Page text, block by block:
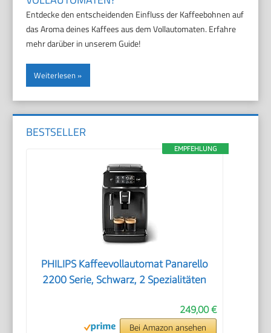
Entdecke den entscheidenden Einfluss der Kaffeebohnen auf
das Aroma deines Kaffees aus dem Vollautomaten. Erfahre
mehr darüber in unserem Guide!
Weiterlesen
BESTSELLER
EMPFEHLUNG
PHILIPS Kaffeevollautomat Panarello
2200 Serie, Schwarz, 2 Spezialitäten
249,00 €
Bei Amazon ansehen